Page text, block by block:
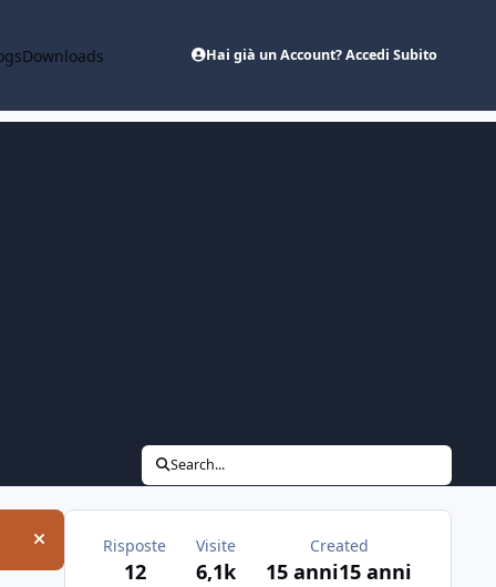
Downloads Hai già un Account? Accedi Subito
Search...
Hide announcement
Risposte
12
Visite
6,1k
Created
15 anni15 anni